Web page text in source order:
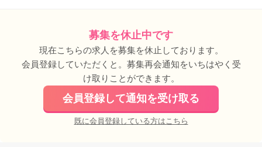
募集を休止中です
現在こちらの求人を募集を休止しております。
会員登録していただくと。募集再会通知をいちはやく受
け取りことができます。
会員登録して通知を受け取る
既に会員登録している方はこちら